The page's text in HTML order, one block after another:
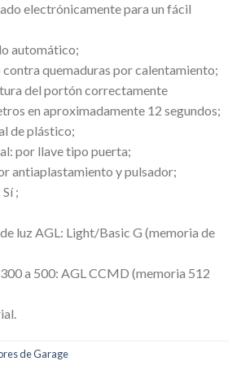
electrónicamente para un fácil
automático;
quemaduras por calentamiento;
del portón correctamente
en aproximadamente 12 segundos;
de plástico;
por llave tipo puerta;
antiaplastamiento y pulsador;
;
luz AGL: Light/Basic G (memoria de
a 500: AGL CCMD (memoria 512
de Garage